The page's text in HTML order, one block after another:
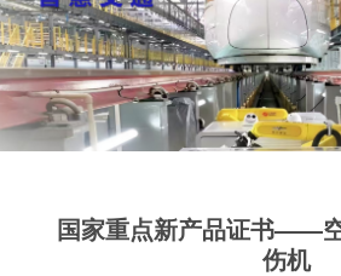
国家重点新产品证书——
伤机